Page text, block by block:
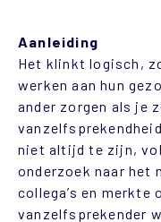
Aanleiding
Het klinkt logisch,
werken aan hun
ander zorgen als je
niet altijd te zijn,
onderzoek naar het
collega’s en merkte
vanzelfsprekender